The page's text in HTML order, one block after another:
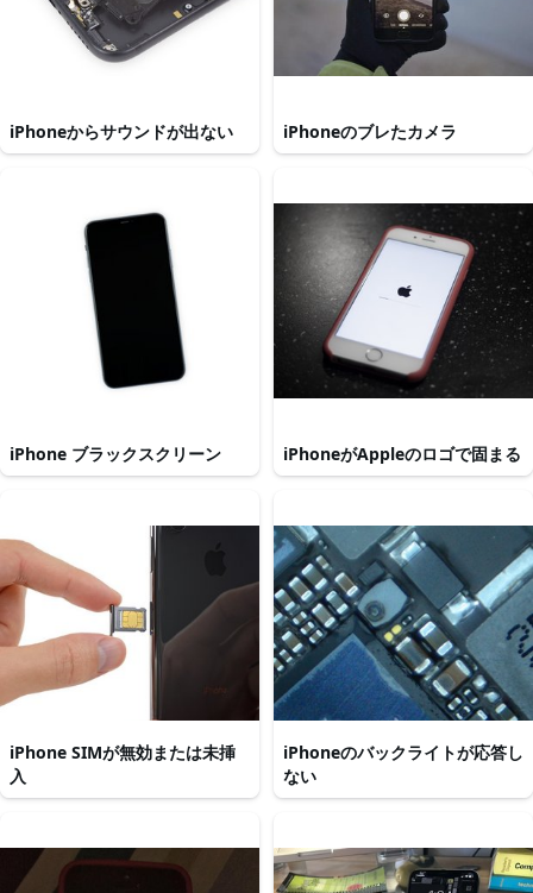
iPhoneからサウンドが出ない iPhoneのブレたカメラ
iPhone ブラックスクリーン iPhoneがAppleのロゴで固まる
iPhone SIMが無効または未挿
入
iPhoneのバックライトが応答し
ない